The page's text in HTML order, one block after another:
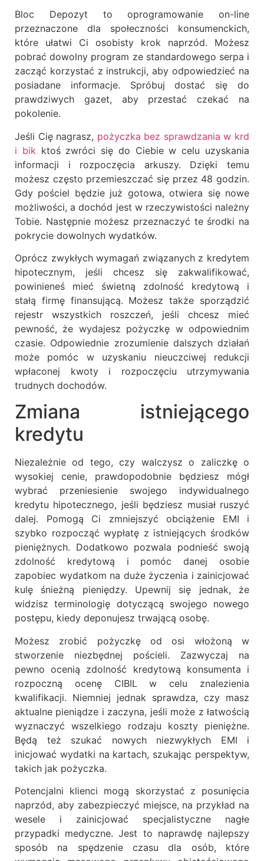
Bloc Depozyt to oprogramowanie on-line
przeznaczone dla społeczności konsumenckich,
które ułatwi Ci osobisty krok naprzód. Możesz
pobrać dowolny program ze standardowego serpa i
zacząć korzystać z instrukcji, aby odpowiedzieć na
posiadane informacje. Spróbuj dostać się do
prawdziwych gazet, aby przestać czekać na
pokolenie.
Jeśli Cię nagrasz, pożyczka bez sprawdzania w krd
i bik ktoś zwróci się do Ciebie w celu uzyskania
informacji i rozpoczęcia arkuszy. Dzięki temu
możesz często przemieszczać się przez 48 godzin.
Gdy pościel będzie już gotowa, otwiera się nowe
możliwości, a dochód jest w rzeczywistości należny
Tobie. Następnie możesz przeznaczyć te środki na
pokrycie dowolnych wydatków.
Oprócz zwykłych wymagań związanych z kredytem
hipotecznym, jeśli chcesz się zakwalifikować,
powinieneś mieć świetną zdolność kredytową i
stałą firmę finansującą. Możesz także sporządzić
rejestr wszystkich roszczeń, jeśli chcesz mieć
pewność, że wydajesz pożyczkę w odpowiednim
czasie. Odpowiednie zrozumienie dalszych działań
może pomóc w uzyskaniu nieuczciwej redukcji
wpłaconej kwoty i rozpoczęciu utrzymywania
trudnych dochodów.
Zmiana istniejącego
kredytu
Niezależnie od tego, czy walczysz o zaliczkę o
wysokiej cenie, prawdopodobnie będziesz mógł
wybrać przeniesienie swojego indywidualnego
kredytu hipotecznego, jeśli będziesz musiał ruszyć
dalej. Pomogą Ci zmniejszyć obciążenie EMI i
szybko rozpocząć wypłatę z istniejących środków
pieniężnych. Dodatkowo pozwala podnieść swoją
zdolność kredytową i pomóc danej osobie
zapobiec wydatkom na duże życzenia i zainicjować
kulę śnieżną pieniędzy. Upewnij się jednak, że
widzisz terminologię dotyczącą swojego nowego
postępu, kiedy deponujesz trwającą osobę.
Możesz zrobić pożyczkę od osi włożoną w
stworzenie niezbędnej pościeli. Zazwyczaj na
pewno ocenią zdolność kredytową konsumenta i
rozpoczną ocenę CIBIL w celu znalezienia
kwalifikacji. Niemniej jednak sprawdza, czy masz
aktualne pieniądze i zaczyna, jeśli może z łatwością
wyznaczyć wszelkiego rodzaju koszty pieniężne.
Będą też szukać nowych niezwykłych EMI i
inicjować wydatki na kartach, szukając perspektyw,
takich jak pożyczka.
Potencjalni klienci mogą skorzystać z posunięcia
naprzód, aby zabezpieczyć miejsce, na przykład na
wesele i zainicjować specjalistyczne nagłe
przypadki medyczne. Jest to naprawdę najlepszy
sposób na spędzenie czasu dla osób, które